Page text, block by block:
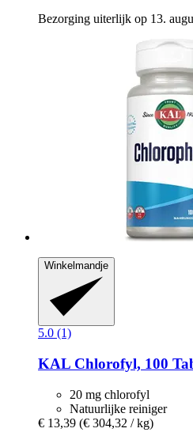
Bezorging uiterlijk op 13.
Winkelmandje
5.0 (1)
KAL Chlorofyl, 100
20 mg chlorofyl
Natuurlijke reiniger
€ 13,39 (€ 304,32 / kg)